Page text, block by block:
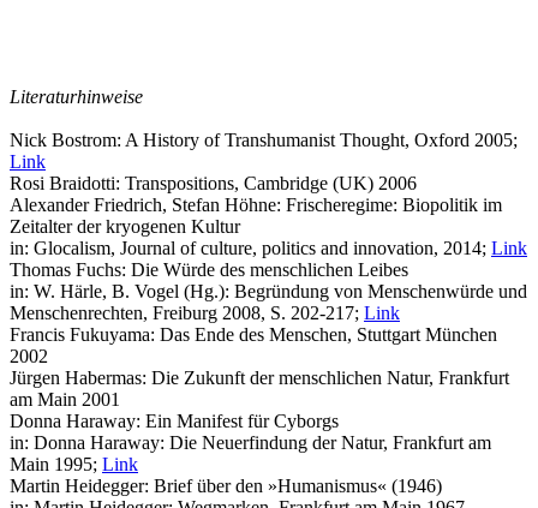
Literaturhinweise
Nick Bostrom: A History of Transhumanist Thought, Oxford 2005;
Link
Rosi Braidotti: Transpositions, Cambridge (UK) 2006
Alexander Friedrich, Stefan Höhne: Frischeregime: Biopolitik im
Zeitalter der kryogenen Kultur
in: Glocalism, Journal of culture, politics and innovation, 2014; Link
Thomas Fuchs: Die Würde des menschlichen Leibes
in: W. Härle, B. Vogel (Hg.): Begründung von Menschenwürde und
Menschenrechten, Freiburg 2008, S. 202-217; Link
Francis Fukuyama: Das Ende des Menschen, Stuttgart München
2002
Jürgen Habermas: Die Zukunft der menschlichen Natur, Frankfurt
am Main 2001
Donna Haraway: Ein Manifest für Cyborgs
in: Donna Haraway: Die Neuerfindung der Natur, Frankfurt am
Main 1995; Link
Martin Heidegger: Brief über den »Humanismus« (1946)